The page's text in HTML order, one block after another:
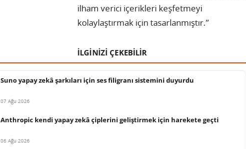
ilham verici içerikleri keşfetmeyi
kolaylaştırmak için tasarlanmıştır.”
İLGİNİZİ ÇEKEBİLİR
Suno yapay zekâ şarkıları için ses filigranı sistemini duyurdu
07 Ağu 2026
Anthropic kendi yapay zekâ çiplerini geliştirmek için harekete geçti
06 Ağu 2026